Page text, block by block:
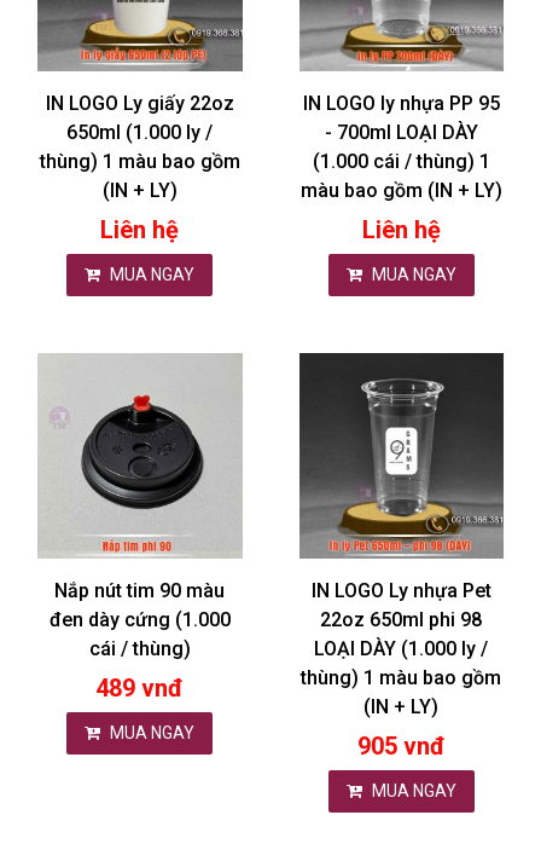
IN LOGO Ly giấy 22oz
650ml (1.000 ly /
thùng) 1 màu bao gồm
(IN + LY)
Liên hệ
MUA NGAY
IN LOGO ly nhựa PP 95
- 700ml LOẠI DÀY
(1.000 cái / thùng) 1
màu bao gồm (IN + LY)
Liên hệ
MUA NGAY
Nắp nút tim 90 màu
đen dày cứng (1.000
cái / thùng)
489 vnđ
MUA NGAY
IN LOGO Ly nhựa Pet
22oz 650ml phi 98
LOẠI DÀY (1.000 ly /
thùng) 1 màu bao gồm
(IN + LY)
905 vnđ
MUA NGAY